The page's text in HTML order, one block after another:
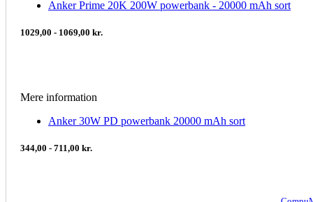
Anker Prime 20K 200W powerbank - 20000 mAh sort
1029,00 - 1069,00 kr.
Mere information
Anker 30W PD powerbank 20000 mAh sort
344,00 - 711,00 kr.